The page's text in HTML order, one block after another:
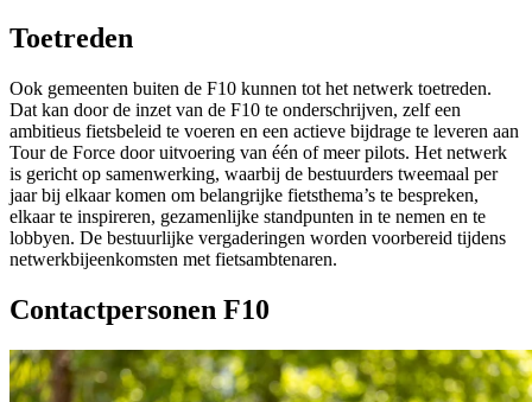
Toetreden
Ook gemeenten buiten de F10 kunnen tot het netwerk toetreden.
Dat kan door de inzet van de F10 te onderschrijven, zelf een
ambitieus fietsbeleid te voeren en een actieve bijdrage te leveren aan
Tour de Force door uitvoering van één of meer pilots. Het netwerk
is gericht op samenwerking, waarbij de bestuurders tweemaal per
jaar bij elkaar komen om belangrijke fietsthema’s te bespreken,
elkaar te inspireren, gezamenlijke standpunten in te nemen en te
lobbyen. De bestuurlijke vergaderingen worden voorbereid tijdens
netwerkbijeenkomsten met fietsambtenaren.
Contactpersonen F10